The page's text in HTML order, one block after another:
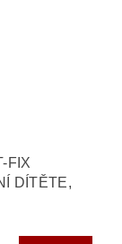
FIX
DÍTĚTE,